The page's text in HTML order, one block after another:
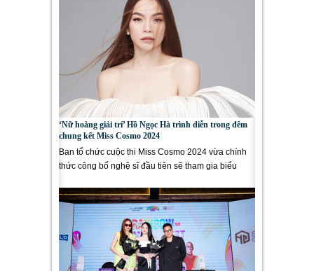
‘Nữ hoàng giải trí’ Hồ Ngọc Hà trình diễn trong đêm
chung kết Miss Cosmo 2024
Ban tổ chức cuộc thi Miss Cosmo 2024 vừa chính
thức công bố nghệ sĩ đầu tiên sẽ tham gia biểu